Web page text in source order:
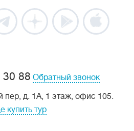
30 88 Обратный звонок
пер, д. 1А, 1 этаж, офис 105.
купить тур